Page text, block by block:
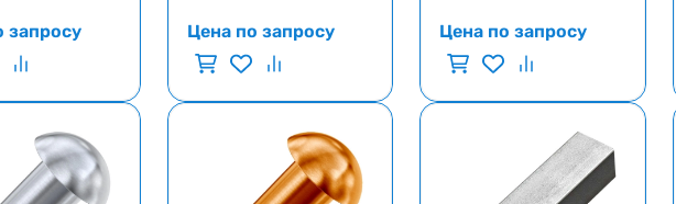
запросу Цена по запросу Цена по запросу